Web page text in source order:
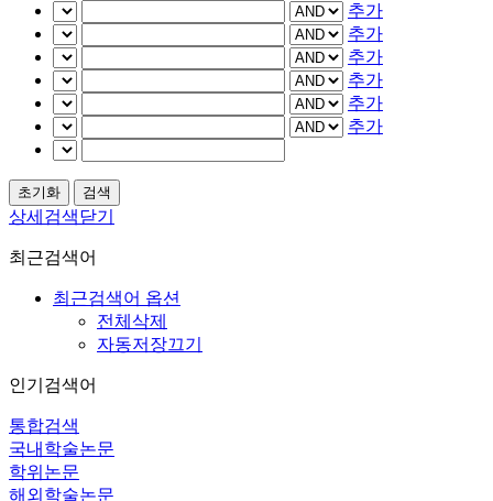
추가
추가
추가
추가
추가
추가
상세검색닫기
최근검색어
최근검색어 옵션
전체삭제
자동저장끄기
인기검색어
통합검색
국내학술논문
학위논문
해외학술논문